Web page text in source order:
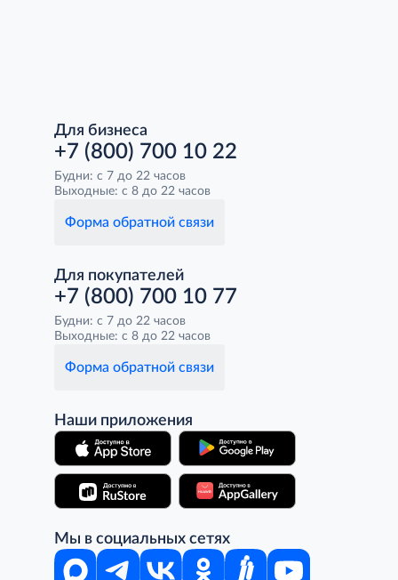
Для бизнеса
+7 (800) 700 10 22
Будни: с 7 до 22 часов
Выходные: с 8 до 22 часов
Форма обратной связи
Для покупателей
+7 (800) 700 10 77
Будни: с 7 до 22 часов
Выходные: с 8 до 22 часов
Форма обратной связи
Наши приложения
Мы в социальных сетях